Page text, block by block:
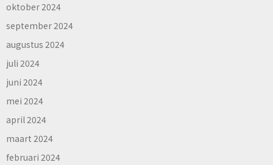
oktober 2024
september 2024
augustus 2024
juli 2024
juni 2024
mei 2024
april 2024
maart 2024
februari 2024